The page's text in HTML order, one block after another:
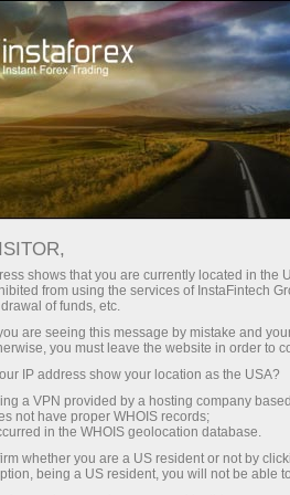
فاریکس کے ساتھ، آپ
حاصل کرتے ہیں: 1:5000 تک کا فائدہ،
کچھ بہترین اسپریڈز اور
ٹریڈنگ اسٹاک اور انڈیکس
کے لیے فائدہ مند حالات۔
مختصر
30% بونس
ہر ڈیپازٹ پر
رفتار
تجارت اور ہائی ویز پر
shows that you are currently located in the
from using the services of InstaFintech
of funds, etc.
are seeing this message by mistake and
you must leave the website in order to
IP address show your location as the USA?
a VPN provided by a hosting company
not have proper WHOIS records;
in the WHOIS geolocation database.
whether you are a US resident or not by
being a US resident, you will not be able